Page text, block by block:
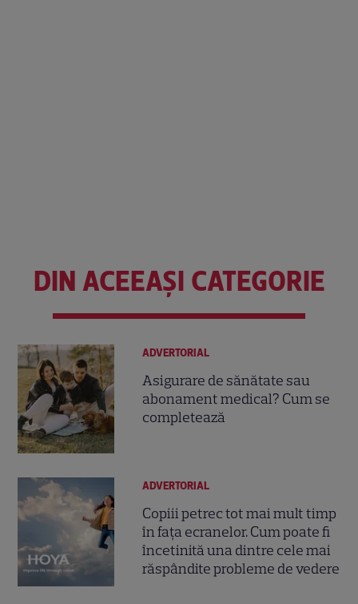
DIN ACEEAȘI CATEGORIE
ADVERTORIAL
Asigurare de sănătate sau
abonament medical? Cum se
completează
ADVERTORIAL
Copiii petrec tot mai mult timp
în fața ecranelor. Cum poate fi
încetinită una dintre cele mai
răspândite probleme de vedere